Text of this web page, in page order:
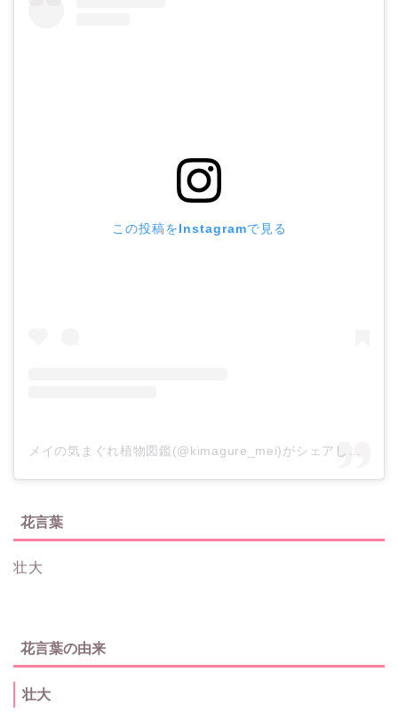
この投稿をInstagramで見る
花言葉
壮大
花言葉の由来
壮大